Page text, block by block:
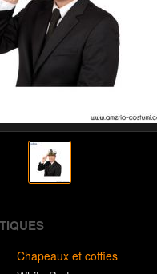
Chapeaux et coffies